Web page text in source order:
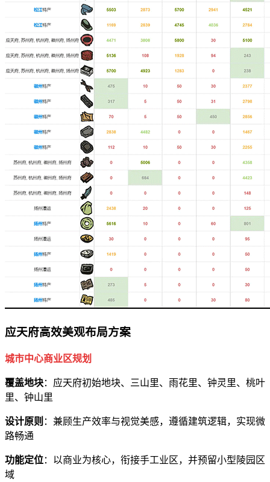
应天府高效美观布局方案
城市中心商业区规划
覆盖地块：应天府初始地块、三山里、雨花里、钟灵里、桃叶
里、钟山里
设计原则 ：兼顾生产效率与视觉美感，遵循建筑逻辑，实现微
路畅通
功能定位：以商业为核心，衔接手工业区，并预留小型陵园区
域